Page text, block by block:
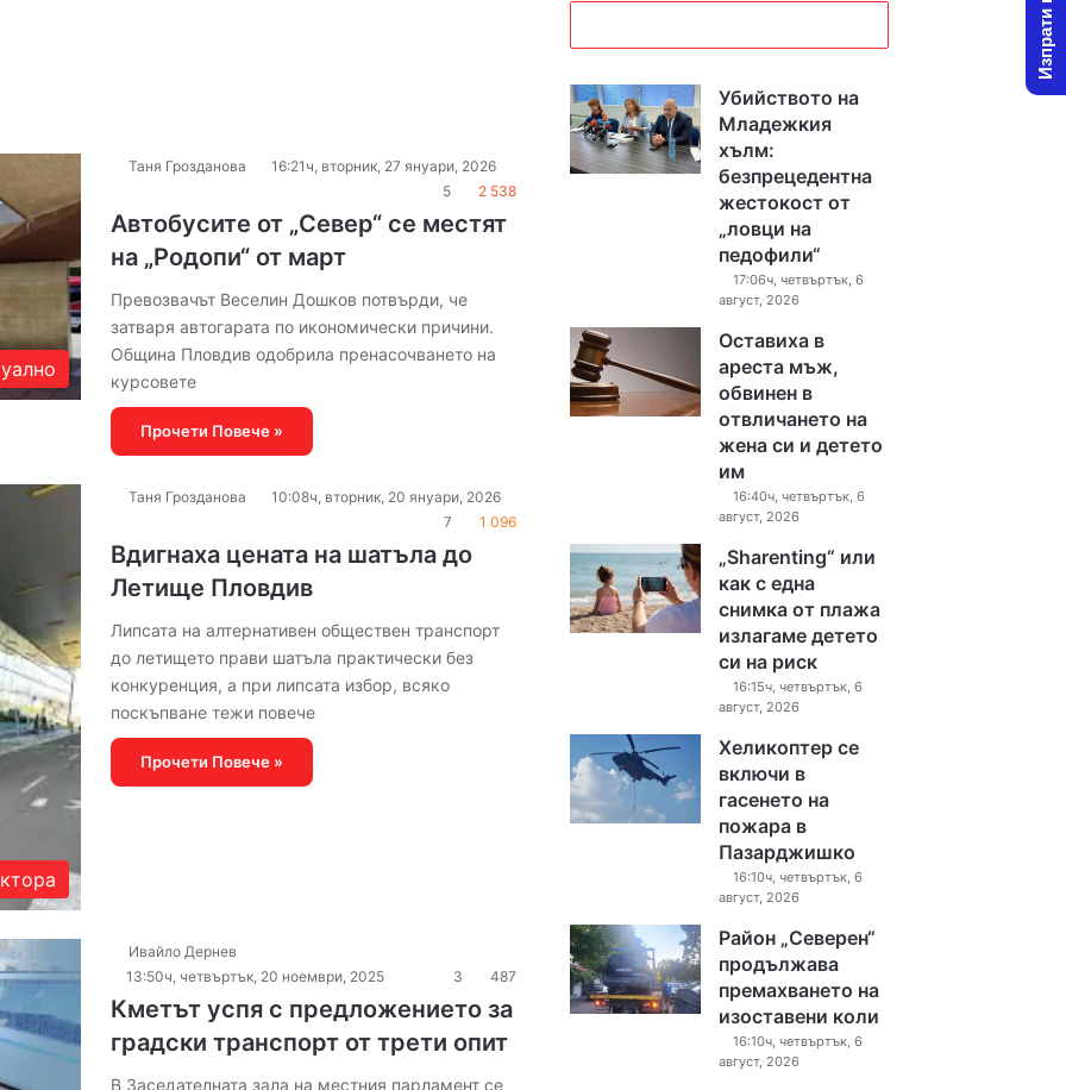
Таня Грозданова
16:21ч, вторник, 27 януари, 2026
5
2 538
Автобусите от „Север“ се местят
на „Родопи“ от март
Превозвачът Веселин Дошков потвърди, че
затваря автогарата по икономически причини.
Община Пловдив одобрила пренасочването на
курсовете
Прочети Повече »
Таня Грозданова
10:08ч, вторник, 20 януари, 2026
7
1 096
Вдигнаха цената на шатъла до
Летище Пловдив
Липсата на алтернативен обществен транспорт
до летището прави шатъла практически без
конкуренция, а при липсата избор, всяко
поскъпване тежи повече
Прочети Повече »
Ивайло Дернев
13:50ч, четвъртък, 20 ноември, 2025
3 487
Кметът успя с предложението за
градски транспорт от трети опит
В Заседателната зала на местния парламент се
Убийството на
Младежкия
хълм:
безпрецедентна
жестокост от
„ловци на
педофили“
17:06ч, четвъртък, 6
август, 2026
Оставиха в
ареста мъж,
обвинен в
отвличането на
жена си и детето
им
16:40ч, четвъртък, 6
август, 2026
„Sharenting“ или
как с една
снимка от плажа
излагаме детето
си на риск
16:15ч, четвъртък, 6
август, 2026
Хеликоптер се
включи в
гасенето на
пожара в
Пазарджишко
16:10ч, четвъртък, 6
август, 2026
Район „Северен“
продължава
премахването на
изоставени коли
16:10ч, четвъртък, 6
август, 2026